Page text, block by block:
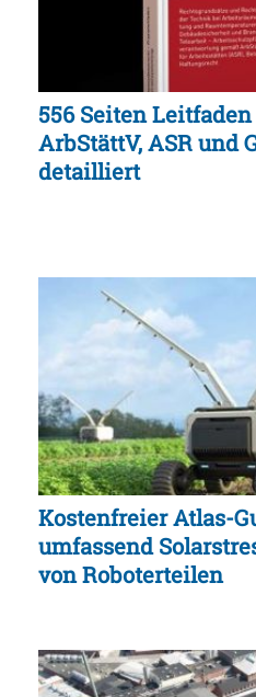
556 Seiten
ArbStättV, ASR und
detailliert
Kostenfreier Atlas-
umfassend
von Roboterteilen